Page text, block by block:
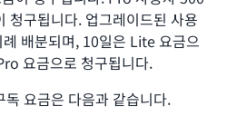
청구됩니다. 업그레이드된 사용
배분되며, 10일은 Lite 요금으
요금으로 청구됩니다.
요금은 다음과 같습니다.